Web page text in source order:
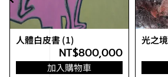
人體白皮書 (1)
NT$800,000
加入購物車
光之境